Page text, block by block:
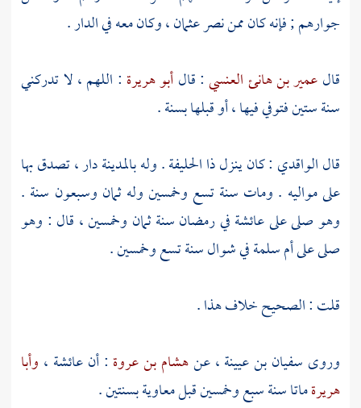
جوارهم ; فإنه كان ممن نصرعثمان، وكان معه في الدار .
قالعمير بن هانئ العنسي: قالأبو هريرة : اللهم ، لا تدركني
سنة ستين فتوفي فيها ، أو قبلها بسنة .
قالالواقدي : كان ينزلذا الحليفة. ولهبالمدينةدار ، تصدق بها
على مواليه . ومات سنة تسع وخمسين وله ثمان وسبعون سنة .
وهو صلى علىعائشةفي رمضان سنة ثمان وخمسين ، قال : وهو
صلى علىأم سلمةفي شوال سنة تسع وخمسين .
قلت : الصحيح خلاف هذا .
وروى سفيان بن عيينة، عنهشام بن عروة : أنعائشة ، وأبا
هريرةماتا سنة سبع وخمسين قبلمعاويةبسنتين .